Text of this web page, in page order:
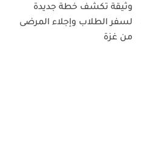
وثيقة تكشف خطة جديدة
لسفر الطلاب وإجلاء المرضى
من غزة